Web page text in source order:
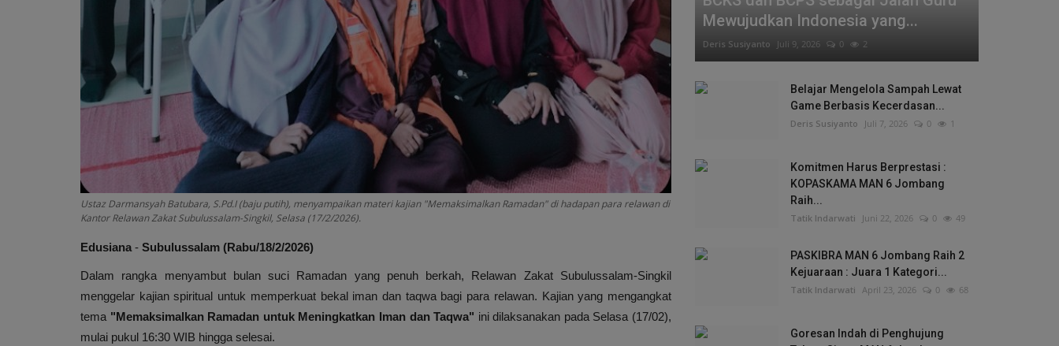
Ustaz Darmansyah Batubara, S.Pd.I (baju putih), menyampaikan materi kajian "Memaksimalkan Ramadan" di hadapan para relawan di
Kantor Relawan Zakat Subulussalam-Singkil, Selasa (17/2/2026).
Edusiana - Subulussalam (Rabu/18/2/2026)
Dalam rangka menyambut bulan suci Ramadan yang penuh berkah, Relawan Zakat Subulussalam-Singkil
menggelar kajian spiritual untuk memperkuat bekal iman dan taqwa bagi para relawan. Kajian yang mengangkat
tema "Memaksimalkan Ramadan untuk Meningkatkan Iman dan Taqwa" ini dilaksanakan pada Selasa (17/02),
mulai pukul 16:30 WIB hingga selesai.
Mewujudkan Indonesia yang...
Deris Susiyanto Juli 9, 2026 0 2
Belajar Mengelola Sampah Lewat
Game Berbasis Kecerdasan...
Deris Susiyanto Juli 7, 2026 0 1
Komitmen Harus Berprestasi :
KOPASKAMA MAN 6 Jombang
Raih...
Tatik Indarwati Juni 22, 2026 0 49
PASKIBRA MAN 6 Jombang Raih 2
Kejuaraan : Juara 1 Kategori...
Tatik Indarwati April 23, 2026 0 68
Goresan Indah di Penghujung